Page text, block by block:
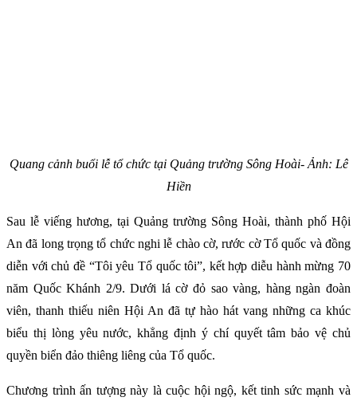
Quang cảnh buổi lễ tổ chức tại Quảng trường Sông Hoài- Ảnh: Lê
Hiền
Sau lễ viếng hương, tại Quảng trường Sông Hoài, thành phố Hội
An đã long trọng tổ chức nghi lễ chào cờ, rước cờ Tổ quốc và đồng
diễn với chủ đề “Tôi yêu Tổ quốc tôi”, kết hợp diễu hành mừng 70
năm Quốc Khánh 2/9. Dưới lá cờ đỏ sao vàng, hàng ngàn đoàn
viên, thanh thiếu niên Hội An đã tự hào hát vang những ca khúc
biểu thị lòng yêu nước, khẳng định ý chí quyết tâm bảo vệ chủ
quyền biển đảo thiêng liêng của Tổ quốc.
Chương trình ấn tượng này là cuộc hội ngộ, kết tinh sức mạnh và